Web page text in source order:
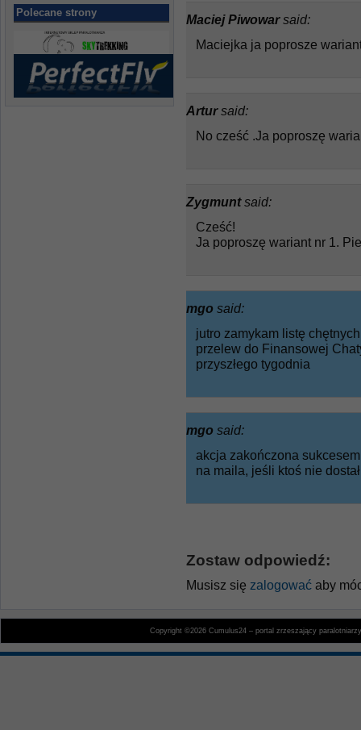
Polecane strony Maciej Piwowarsaid:
Maciejka ja poprosze
Artursaid:
No cześć .Ja poproszę
Zygmuntsaid:
Cześć!
Ja poproszę wariant nr 1.
mgo said:
jutro zamykam listę
przelew do Finansowej
przyszłego tygodnia
mgo said:
akcja zakończona
na maila, jeśli ktoś nie
Zostaw odpowiedź:
Musisz się zalogować aby
Copyright ©2026 Cumulus24 – portal zrzeszający